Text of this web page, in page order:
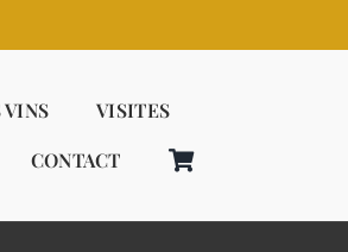
VINS
VISITES
CONTACT